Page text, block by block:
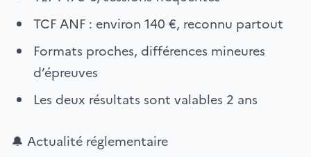
TCF ANF : environ 140 €, reconnu partout
Formats proches, différences mineures
d’épreuves
Les deux résultats sont valables 2 ans
🔔 Actualité réglementaire